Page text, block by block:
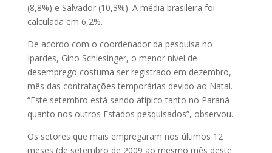
(8,8%) e Salvador (10,3%). A média brasileira foi
calculada em 6,2%.
De acordo com o coordenador da pesquisa no
Ipardes, Gino Schlesinger, o menor nível de
desemprego costuma ser registrado em dezembro,
mês das contratações temporárias devido ao Natal.
“Este setembro está sendo atípico tanto no Paraná
quanto nos outros Estados pesquisados”, observou.
Os setores que mais empregaram nos últimos 12
meses (de setembro de 2009 ao mesmo mês deste